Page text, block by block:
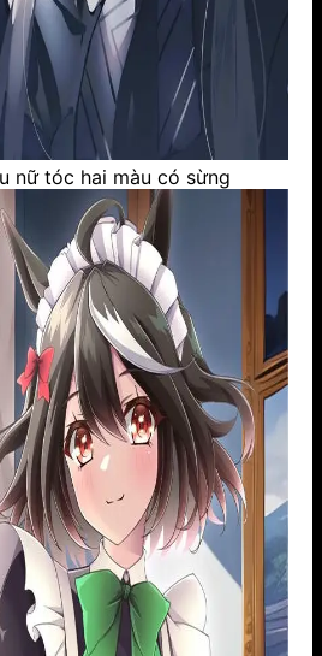
nữ tóc hai màu có sừng